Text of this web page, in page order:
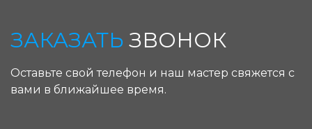
ЗАКАЗАТЬ ЗВОНОК
Оставьте свой телефон и наш мастер свяжется с
вами в ближайшее время.